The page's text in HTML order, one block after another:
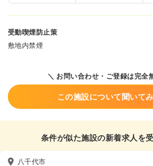
受動喫煙防止策
敷地内禁煙
＼ お問い合わせ・ご登録は完全
この施設について聞いて
条件が似た施設の新着求人を
八千代市